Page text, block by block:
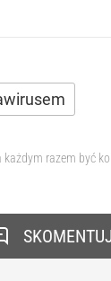
razem być